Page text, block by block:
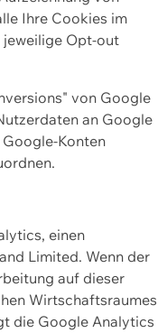
Ihre Cookies im
jeweilige Opt-out
von Google
an Google
Konten
einen
Limited. Wenn der
auf dieser
Wirtschaftsraumes
die Google Analytics